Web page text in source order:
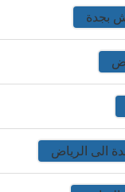
بجدة
الى الرياض